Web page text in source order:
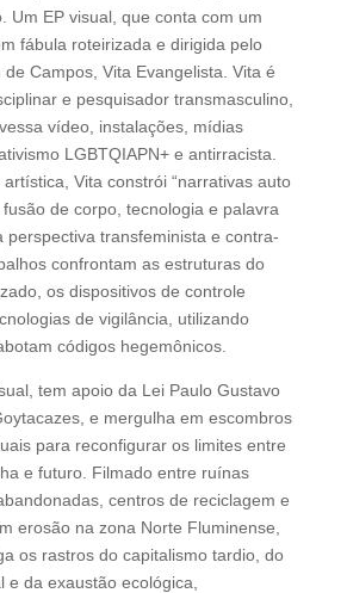
Um EP visual, que conta com um
fábula roteirizada e dirigida pelo
Campos, Vita Evangelista. Vita é
e pesquisador transmasculino,
vídeo, instalações, mídias
LGBTQIAPN+ e antirracista.
Vita constrói “narrativas auto
de corpo, tecnologia e palavra
transfeminista e contra-
confrontam as estruturas do
os dispositivos de controle
de vigilância, utilizando
códigos hegemônicos.
tem apoio da Lei Paulo Gustavo
e mergulha em escombros
para reconfigurar os limites entre
e futuro. Filmado entre ruínas
centros de reciclagem e
erosão na zona Norte Fluminense,
os rastros do capitalismo tardio, do
e da exaustão ecológica,